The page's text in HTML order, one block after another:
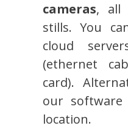
cameras, all
stills. You
cloud
(ethernet
card).
our
location.